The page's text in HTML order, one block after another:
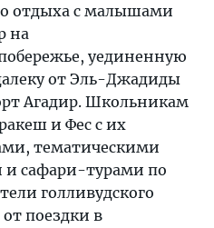
отдыха с малышами
на
уединенную
от Эль-Джадиды
Агадир. Школьникам
и Фес с их
тематическими
и сафари-турами по
голливудского
от поездки в